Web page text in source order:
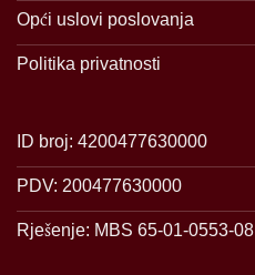
Opći uslovi poslovanja
Politika privatnosti
ID broj: 4200477630000
PDV: 200477630000
Rješenje: MBS 65-01-0553-08